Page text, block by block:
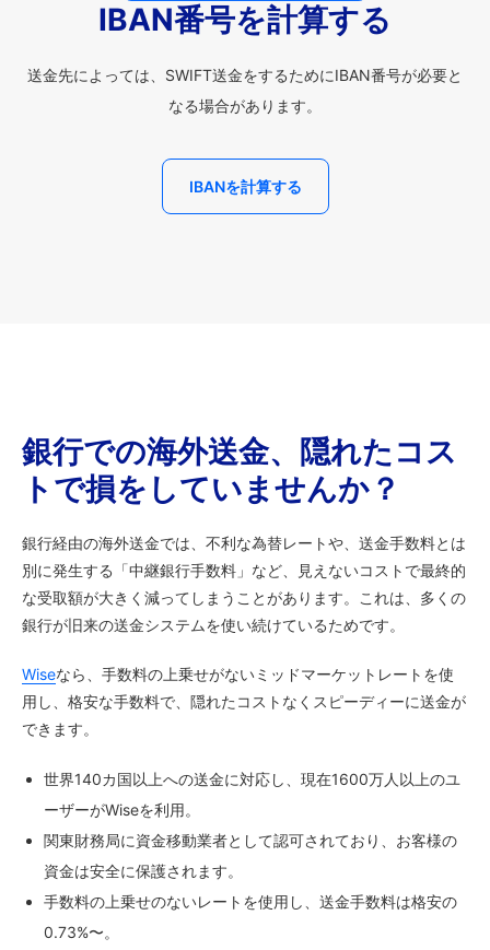
IBAN番号を計算する
送金先によっては、SWIFT送金をするためにIBAN番号が必要と
なる場合があります。
IBANを計算する
銀行での海外送金、隠れたコス
トで損をしていませんか？
銀行経由の海外送金では、不利な為替レートや、送金手数料とは
別に発生する「中継銀行手数料」など、見えないコストで最終的
な受取額が大きく減ってしまうことがあります。これは、多くの
銀行が旧来の送金システムを使い続けているためです。
Wiseなら、手数料の上乗せがないミッドマーケットレートを使
用し、格安な手数料で、隠れたコストなくスピーディーに送金が
できます。
世界140カ国以上への送金に対応し、現在1600万人以上のユ
ーザーがWiseを利用。
関東財務局に資金移動業者として認可されており、お客様の
資金は安全に保護されます。
手数料の上乗せのないレートを使用し、送金手数料は格安の
0.73%〜。